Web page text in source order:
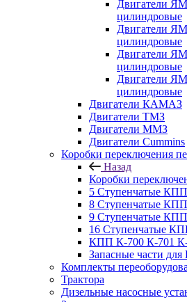
Двигатели
цилиндровые
Двигатели
цилиндровые
Двигатели
цилиндровые
Двигатели
цилиндровые
Двигатели КАМАЗ
Двигатели ТМЗ
Двигатели ММЗ
Двигатели Cummins
Коробки переключения
Назад
Коробки
5 Ступенчатые КПП
8 Ступенчатые КПП
9 Ступенчатые КПП
16 Ступенчатые
КПП К-700 К-701
Запасные части
Комплекты
Трактора
Дизельные насосные